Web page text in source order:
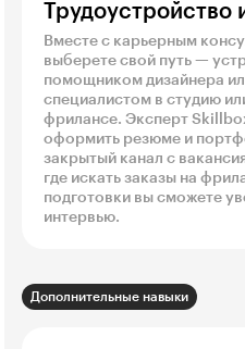
Вместе с карьерным
выберете свой путь —
помощником дизайнера
специалистом в студию
фрилансе. Эксперт
оформить резюме и
закрытый канал с
где искать заказы на
подготовки вы сможете
интервью.
Дополнительные навыки